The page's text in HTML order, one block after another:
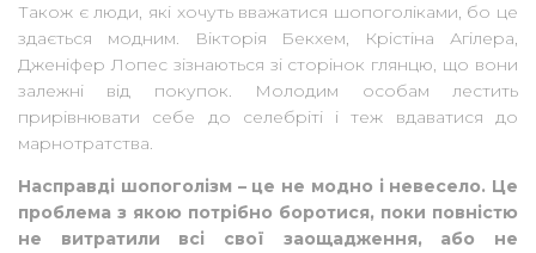
Також є люди, які хочуть вважатися шопоголіками, бо це
здається модним. Вікторія Бекхем, Крістіна Агілера,
Дженіфер Лопес зізнаються зі сторінок глянцю, що вони
залежні від покупок. Молодим особам лестить
прирівнювати себе до селебріті і теж вдаватися до
марнотратства.
Насправді шопоголізм – це не модно і невесело. Це
проблема з якою потрібно боротися, поки повністю
не витратили всі свої заощадження, або не